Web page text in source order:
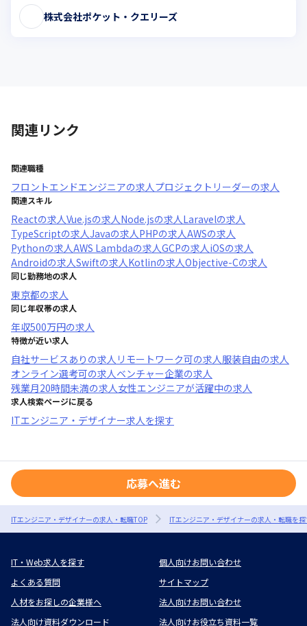
株式会社ポケット・クエリーズ
関連リンク
関連職種
フロントエンドエンジニアの求人プロジェクトリーダーの求人
関連スキル
Reactの求人Vue.jsの求人Node.jsの求人Laravelの求人
TypeScriptの求人Javaの求人PHPの求人AWSの求人
Pythonの求人AWS Lambdaの求人GCPの求人iOSの求人
Androidの求人Swiftの求人Kotlinの求人Objective-Cの求人
同じ勤務地の求人
東京都の求人
同じ年収帯の求人
年収500万円の求人
特徴が近い求人
自社サービスあり の求人 リモートワーク可の求人服装自由の求人
オンライン選考可の求人ベンチャー企業の求人
残業月20時間未満の求人女性エンジニアが活躍中の求人
求人検索ページに戻る
ITエンジニア・デザイナー求人を探す
応募へ進む
ITエンジニア・デザイナーの求人・転職TOP ITエンジニア・デザイナーの求人・転職を
IT・Web求人を探す
個人向けお問い合わせ
よくある質問
サイトマップ
人材をお探しの企業様へ
法人向けお問い合わせ
法人向け資料ダウンロード
法人向けお役立ち資料一覧